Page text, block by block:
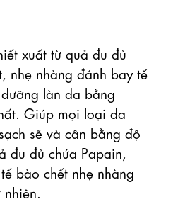
xuất từ ​​quả đu đủ
nhẹ nhàng đánh bay tế
làn da bằng
Giúp mọi loại da
sẽ và cân bằng độ
đu đủ chứa Papain,
bào chết nhẹ nhàng